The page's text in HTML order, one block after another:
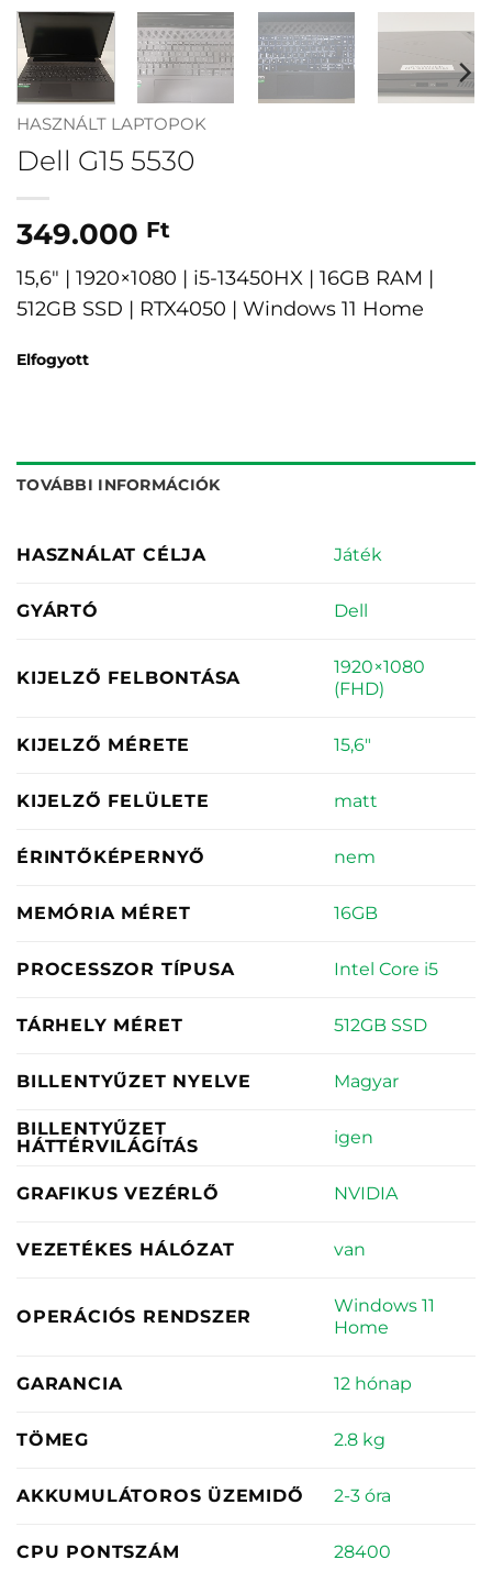
HASZNÁLT LAPTOPOK
Dell G15 5530
349.000 Ft
15,6″ | 1920×1080 | i5-13450HX | 16GB RAM |
512GB SSD | RTX4050 | Windows 11 Home
Elfogyott
TOVÁBBI INFORMÁCIÓK
HASZNÁLAT CÉLJA Játék
GYÁRTÓ Dell
KIJELZŐ FELBONTÁSA
1920×1080
(FHD)
KIJELZŐ MÉRETE 15,6"
KIJELZŐ FELÜLETE matt
ÉRINTŐKÉPERNYŐ nem
MEMÓRIA MÉRET 16GB
PROCESSZOR TÍPUSA Intel Core i5
TÁRHELY MÉRET 512GB SSD
BILLENTYŰZET NYELVE Magyar
BILLENTYŰZET
HÁTTÉRVILÁGÍTÁS
igen
GRAFIKUS VEZÉRLŐ NVIDIA
VEZETÉKES HÁLÓZAT van
OPERÁCIÓS RENDSZER
Windows 11
Home
GARANCIA 12 hónap
TÖMEG 2.8 kg
AKKUMULÁTOROS ÜZEMIDŐ 2-3 óra
CPU PONTSZÁM 28400